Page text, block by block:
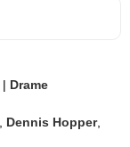
| Drame
Dennis Hopper,